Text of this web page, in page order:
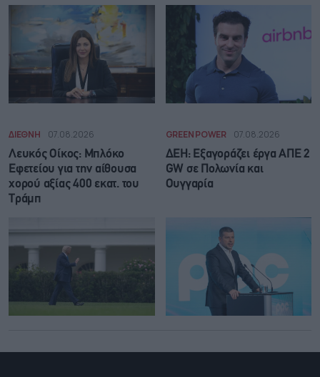
ΔΙΕΘΝΗ 07.08.2026
Λευκός Οίκος: Μπλόκο
Εφετείου για την αίθουσα
χορού αξίας 400 εκατ. του
Τράμπ
GREEN POWER 07.08.2026
ΔΕΗ: Εξαγοράζει έργα ΑΠΕ 2
GW σε Πολωνία και
Ουγγαρία